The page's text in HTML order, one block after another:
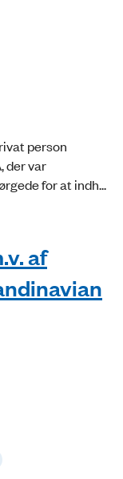
person
der var
for at indh...
af